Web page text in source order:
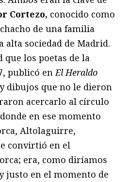
Cortezo, conocido como
de una familia
alta sociedad de Madrid.
que los poetas de la
publicó enEl Heraldo
dibujos que no le dieron
acercarlo al círculo
en ese momento
Altolaguirre,
convirtió en el
era, como diríamos
justo en el momento de